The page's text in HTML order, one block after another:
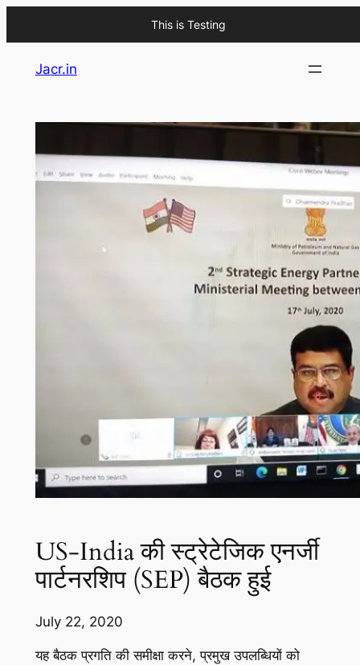
This is Testing
Jacr.in
US-India की स्ट्रेटेजिक एनर्जी
पार्टनरशिप (SEP) बैठक हुई
July 22, 2020
यह बैठक प्रगति की समीक्षा करने, प्रमुख उपलब्धियों को